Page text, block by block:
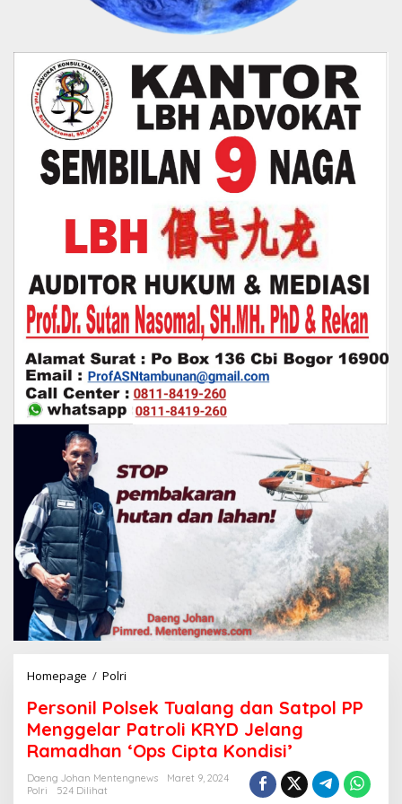
Homepage / Polri
r
s
o
Personil Polsek Tualang dan Satpol PP
Menggelar Patroli KRYD Jelang
Ramadhan ‘Ops Cipta Kondisi’
Daeng Johan Mentengnews
Maret 9, 2024
Polri
524 Dilihat